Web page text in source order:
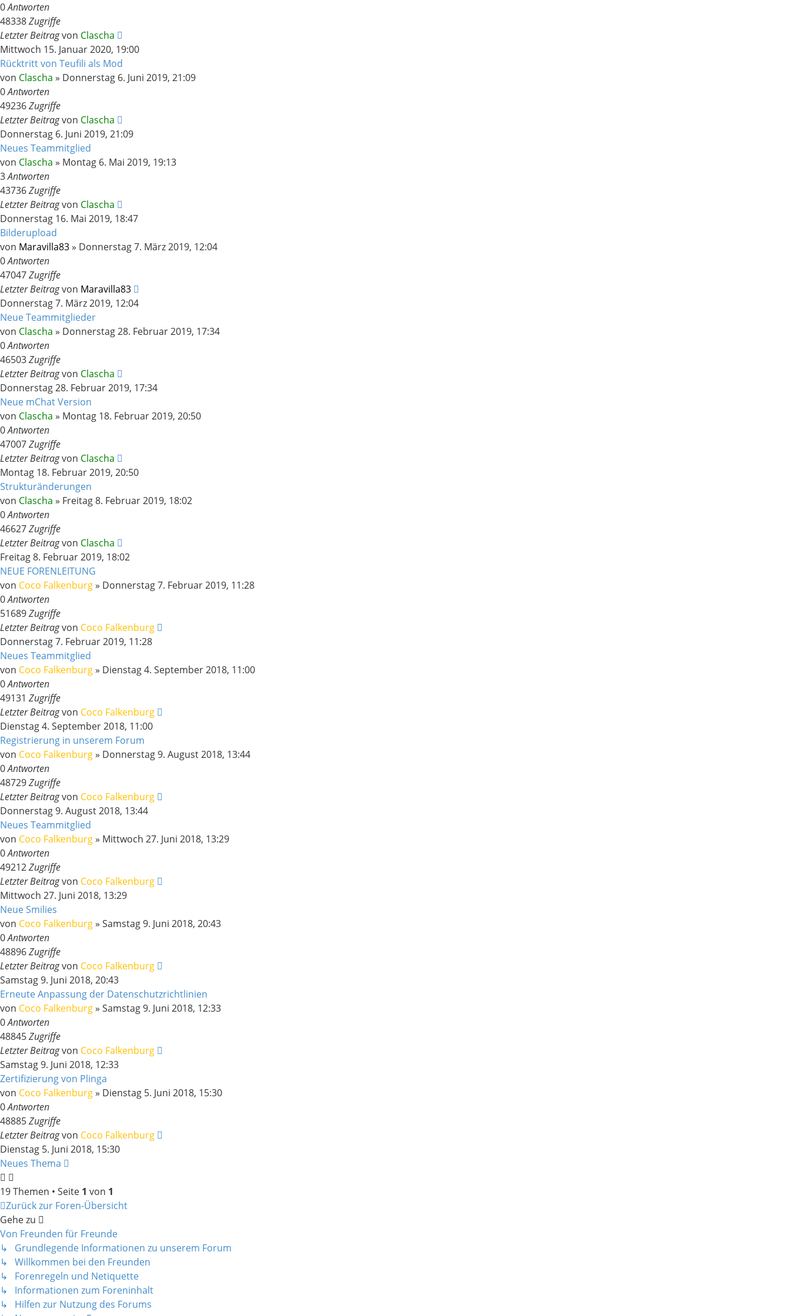
0Antworten
48338Zugriffe
Letzter Beitragvon Clascha
Mittwoch 15. Januar 2020, 19:00
Rücktritt von Teufili als Mod
von Clascha » Donnerstag 6. Juni 2019, 21:09
0Antworten
49236Zugriffe
Letzter Beitragvon Clascha
Donnerstag 6. Juni 2019, 21:09
Neues Teammitglied
von Clascha » Montag 6. Mai 2019, 19:13
3Antworten
43736Zugriffe
Letzter Beitragvon Clascha
Donnerstag 16. Mai 2019, 18:47
Bilderupload
von Maravilla83» Donnerstag 7. März 2019, 12:04
0Antworten
47047Zugriffe
Letzter Beitragvon Maravilla83
Donnerstag 7. März 2019, 12:04
Neue Teammitglieder
von Clascha » Donnerstag 28. Februar 2019, 17:34
0Antworten
46503Zugriffe
Letzter Beitragvon Clascha
Donnerstag 28. Februar 2019, 17:34
Neue mChat Version
von Clascha » Montag 18. Februar 2019, 20:50
0Antworten
47007Zugriffe
Letzter Beitragvon Clascha
Montag 18. Februar 2019, 20:50
Strukturänderungen
von Clascha » Freitag 8. Februar 2019, 18:02
0Antworten
46627Zugriffe
Letzter Beitragvon Clascha
Freitag 8. Februar 2019, 18:02
NEUE FORENLEITUNG
von Coco Falkenburg» Donnerstag 7. Februar 2019, 11:28
0Antworten
51689Zugriffe
Letzter Beitragvon Coco Falkenburg
Donnerstag 7. Februar 2019, 11:28
Neues Teammitglied
von Coco Falkenburg» Dienstag 4. September 2018, 11:00
0Antworten
49131 Zugriffe
Letzter Beitragvon Coco Falkenburg
Dienstag 4. September 2018, 11:00
Registrierung in unserem Forum
von Coco Falkenburg» Donnerstag 9. August 2018, 13:44
0Antworten
48729Zugriffe
Letzter Beitragvon Coco Falkenburg
Donnerstag 9. August 2018, 13:44
Neues Teammitglied
von Coco Falkenburg» Mittwoch 27. Juni 2018, 13:29
0Antworten
49212Zugriffe
Letzter Beitragvon Coco Falkenburg
Mittwoch 27. Juni 2018, 13:29
Neue Smilies
von Coco Falkenburg» Samstag 9. Juni 2018, 20:43
0Antworten
48896Zugriffe
Letzter Beitragvon Coco Falkenburg
Samstag 9. Juni 2018, 20:43
Erneute Anpassung der Datenschutzrichtlinien
von Coco Falkenburg» Samstag 9. Juni 2018, 12:33
0Antworten
48845Zugriffe
Letzter Beitragvon Coco Falkenburg
Samstag 9. Juni 2018, 12:33
Zertifizierung von Plinga
von Coco Falkenburg» Dienstag 5. Juni 2018, 15:30
0Antworten
48885Zugriffe
Letzter Beitragvon Coco Falkenburg
Dienstag 5. Juni 2018, 15:30
Neues Thema
19 Themen • Seite 1 von 1
Zurück zur Foren-Übersicht
Gehe zu
Von Freunden für Freunde
↳ Grundlegende Informationen zu unserem Forum
↳ Willkommen bei den Freunden
↳ Forenregeln und Netiquette
↳ Informationen zum Foreninhalt
↳ Hilfen zur Nutzung des Forums